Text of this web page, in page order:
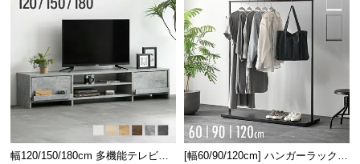
幅120/150/180cm 多機能テレビボ
[幅60/90/120cm] ハンガーラック